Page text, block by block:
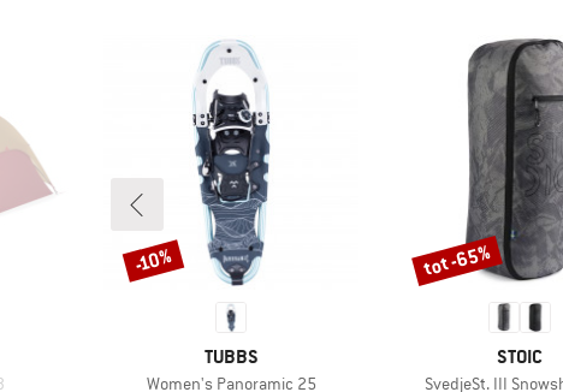
MERK
TUBBS
Artikel
Women's Panoramic 25
Korting
-10%
MERK
STOIC
Artikel
SvedjeSt. III
Korting
tot -65%